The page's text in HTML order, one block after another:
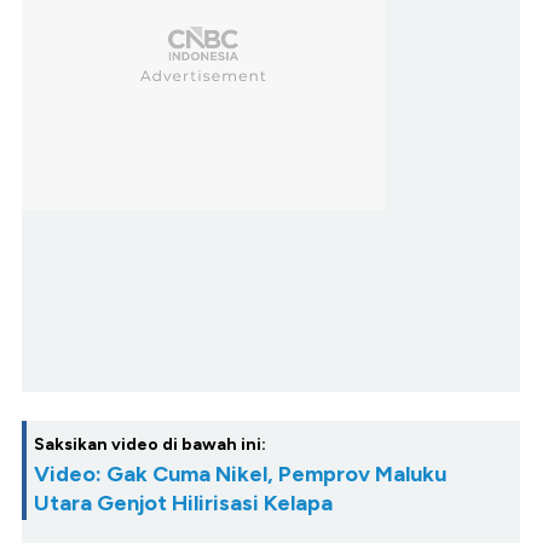
Saksikan video di bawah ini:
Video: Gak Cuma Nikel, Pemprov Maluku
Utara Genjot Hilirisasi Kelapa